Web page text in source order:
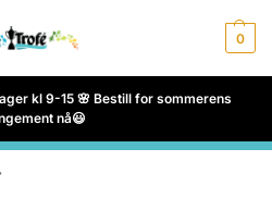
0
kl 9-15 🌸 Bestill for sommerens
nå😃